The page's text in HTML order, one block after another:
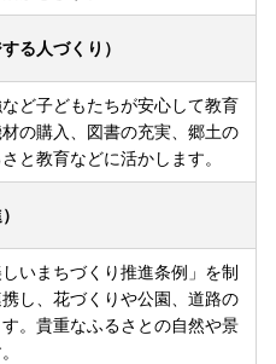
る人づくり）
ど子どもたちが安心して教育
の購入、図書の充実、郷土の
と教育などに活かします。
いまちづくり推進条例」を制
し、花づくりや公園、道路の
。貴重なふるさとの自然や景